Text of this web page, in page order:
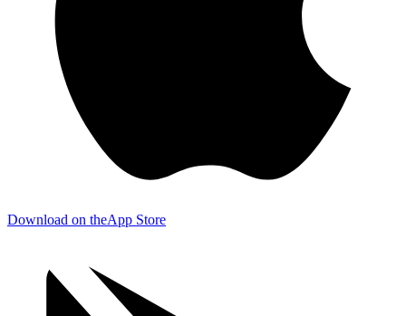
Download on theApp Store